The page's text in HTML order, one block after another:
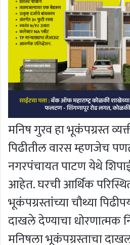
मनिष गुरव हा भूकंपग्रस्त
पिढीतील वारस म्हणजेच
नगरपंचायत पाटण येथे
आहेत. घरची आर्थिक
भूकंपग्रस्तांच्या चौथ्या
दाखले देण्याचा धोरणात्मक
मनिषला भूकंपग्रस्ताचा